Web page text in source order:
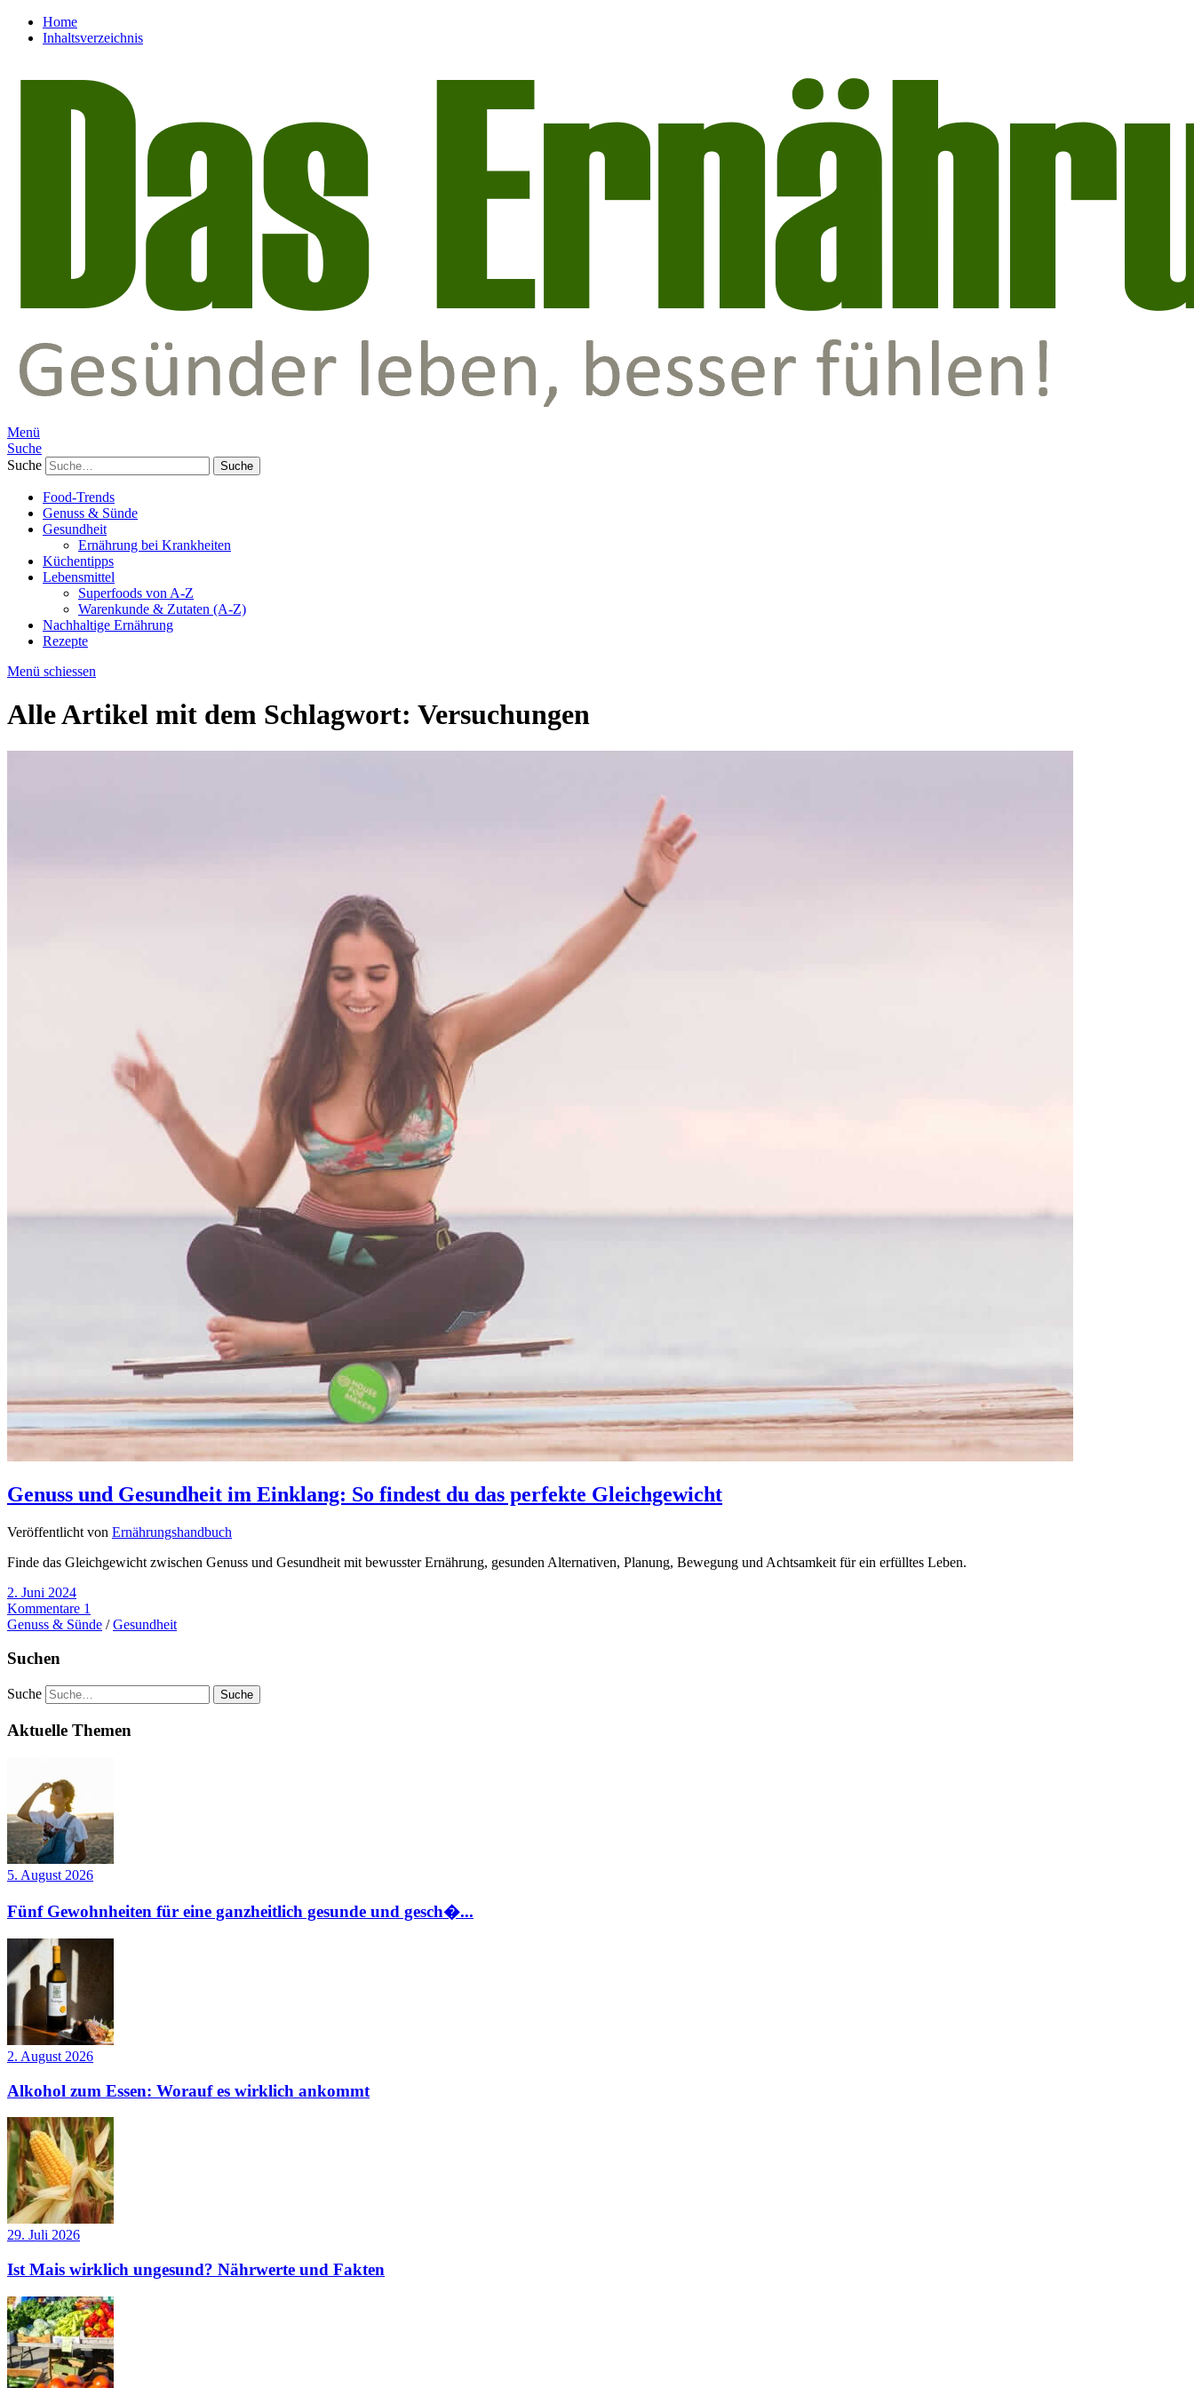
Home
Inhaltsverzeichnis
Menü
Suche
Suche
Food-Trends
Genuss & Sünde
Gesundheit
Ernährung bei Krankheiten
Küchentipps
Lebensmittel
Superfoods von A-Z
Warenkunde & Zutaten (A-Z)
Nachhaltige Ernährung
Rezepte
Menü schiessen
Alle Artikel mit dem Schlagwort: Versuchungen
Genuss und Gesundheit im Einklang: So findest du das perfekte Gleichgewicht
Veröffentlicht von Ernährungshandbuch
Finde das Gleichgewicht zwischen Genuss und Gesundheit mit bewusster Ernährung, gesunden Alternativen, Planung, Bewegung und Achtsamkeit für ein erfülltes Leben.
2. Juni 2024
Kommentare 1
Genuss & Sünde /Gesundheit
Suchen
Suche
Aktuelle Themen
5. August 2026
Fünf Gewohnheiten für eine ganzheitlich gesunde und gesch�...
2. August 2026
Alkohol zum Essen: Worauf es wirklich ankommt
29. Juli 2026
Ist Mais wirklich ungesund? Nährwerte und Fakten